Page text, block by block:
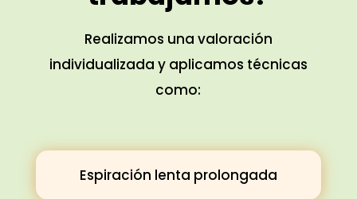
Realizamos una valoración
individualizada y aplicamos técnicas
como:
Espiración lenta prolongada